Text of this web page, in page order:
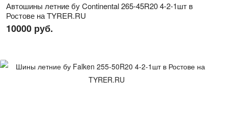
Автошины летние бу Continental 265-45R20 4-2-1шт в
Ростове на TYRER.RU
10000 руб.